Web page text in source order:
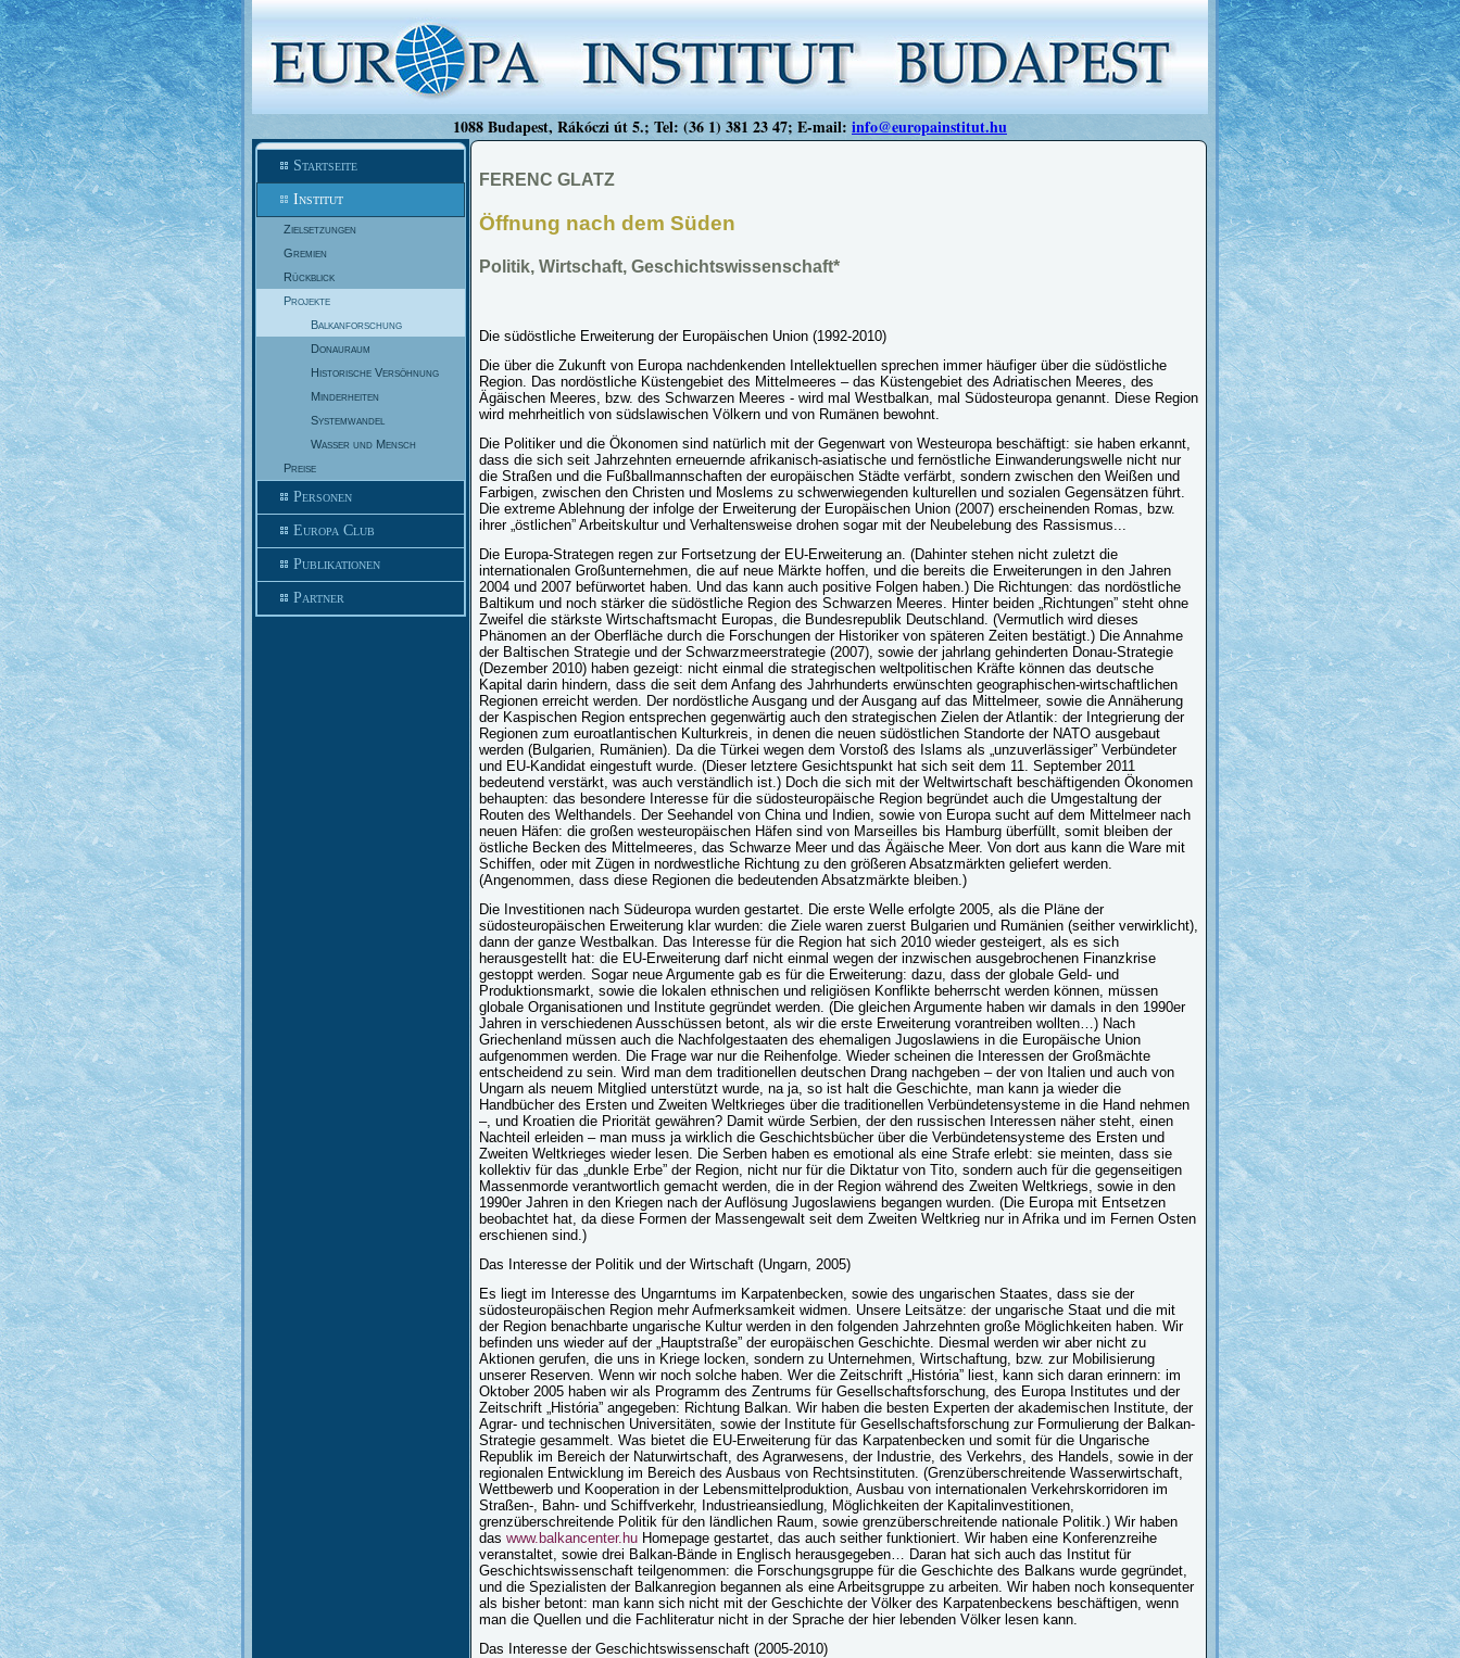
1088 Budapest, Rákóczi út 5.; Tel: (36 1) 381 23 47; E-mail: info@europainstitut.hu
Startseite
Institut
Zielsetzungen
Gremien
Rückblick
Projekte
Balkanforschung
Donauraum
Historische Versöhnung
Minderheiten
Systemwandel
Wasser und Mensch
Preise
Personen
Europa Club
Publikationen
Partner
FERENC GLATZ
Öffnung nach dem Süden
Politik, Wirtschaft, Geschichtswissenschaft*
Die südöstliche Erweiterung der Europäischen Union (1992-2010)
Die über die Zukunft von Europa nachdenkenden Intellektuellen sprechen immer häufiger über die südöstliche
Region. Das nordöstliche Küstengebiet des Mittelmeeres – das Küstengebiet des Adriatischen Meeres, des
Ägäischen Meeres, bzw. des Schwarzen Meeres - wird mal Westbalkan, mal Südosteuropa genannt. Diese Region
wird mehrheitlich von südslawischen Völkern und von Rumänen bewohnt.
Die Politiker und die Ökonomen sind natürlich mit der Gegenwart von Westeuropa beschäftigt: sie haben erkannt,
dass die sich seit Jahrzehnten erneuernde afrikanisch-asiatische und fernöstliche Einwanderungswelle nicht nur
die Straßen und die Fußballmannschaften der europäischen Städte verfärbt, sondern zwischen den Weißen und
Farbigen, zwischen den Christen und Moslems zu schwerwiegenden kulturellen und sozialen Gegensätzen führt.
Die extreme Ablehnung der infolge der Erweiterung der Europäischen Union (2007) erscheinenden Romas, bzw.
ihrer „östlichen” Arbeitskultur und Verhaltensweise drohen sogar mit der Neubelebung des Rassismus...
Die Europa-Strategen regen zur Fortsetzung der EU-Erweiterung an. (Dahinter stehen nicht zuletzt die
internationalen Großunternehmen, die auf neue Märkte hoffen, und die bereits die Erweiterungen in den Jahren
2004 und 2007 befürwortet haben. Und das kann auch positive Folgen haben.) Die Richtungen: das nordöstliche
Baltikum und noch stärker die südöstliche Region des Schwarzen Meeres. Hinter beiden „Richtungen” steht ohne
Zweifel die stärkste Wirtschaftsmacht Europas, die Bundesrepublik Deutschland. (Vermutlich wird dieses
Phänomen an der Oberfläche durch die Forschungen der Historiker von späteren Zeiten bestätigt.) Die Annahme
der Baltischen Strategie und der Schwarzmeerstrategie (2007), sowie der jahrlang gehinderten Donau-Strategie
(Dezember 2010) haben gezeigt: nicht einmal die strategischen weltpolitischen Kräfte können das deutsche
Kapital darin hindern, dass die seit dem Anfang des Jahrhunderts erwünschten geographischen-wirtschaftlichen
Regionen erreicht werden. Der nordöstliche Ausgang und der Ausgang auf das Mittelmeer, sowie die Annäherung
der Kaspischen Region entsprechen gegenwärtig auch den strategischen Zielen der Atlantik: der Integrierung der
Regionen zum euroatlantischen Kulturkreis, in denen die neuen südöstlichen Standorte der NATO ausgebaut
werden (Bulgarien, Rumänien). Da die Türkei wegen dem Vorstoß des Islams als „unzuverlässiger” Verbündeter
und EU-Kandidat eingestuft wurde. (Dieser letztere Gesichtspunkt hat sich seit dem 11. September 2011
bedeutend verstärkt, was auch verständlich ist.) Doch die sich mit der Weltwirtschaft beschäftigenden Ökonomen
behaupten: das besondere Interesse für die südosteuropäische Region begründet auch die Umgestaltung der
Routen des Welthandels. Der Seehandel von China und Indien, sowie von Europa sucht auf dem Mittelmeer nach
neuen Häfen: die großen westeuropäischen Häfen sind von Marseilles bis Hamburg überfüllt, somit bleiben der
östliche Becken des Mittelmeeres, das Schwarze Meer und das Ägäische Meer. Von dort aus kann die Ware mit
Schiffen, oder mit Zügen in nordwestliche Richtung zu den größeren Absatzmärkten geliefert werden.
(Angenommen, dass diese Regionen die bedeutenden Absatzmärkte bleiben.)
Die Investitionen nach Südeuropa wurden gestartet. Die erste Welle erfolgte 2005, als die Pläne der
südosteuropäischen Erweiterung klar wurden: die Ziele waren zuerst Bulgarien und Rumänien (seither verwirklicht),
dann der ganze Westbalkan. Das Interesse für die Region hat sich 2010 wieder gesteigert, als es sich
herausgestellt hat: die EU-Erweiterung darf nicht einmal wegen der inzwischen ausgebrochenen Finanzkrise
gestoppt werden. Sogar neue Argumente gab es für die Erweiterung: dazu, dass der globale Geld- und
Produktionsmarkt, sowie die lokalen ethnischen und religiösen Konflikte beherrscht werden können, müssen
globale Organisationen und Institute gegründet werden. (Die gleichen Argumente haben wir damals in den 1990er
Jahren in verschiedenen Ausschüssen betont, als wir die erste Erweiterung vorantreiben wollten…) Nach
Griechenland müssen auch die Nachfolgestaaten des ehemaligen Jugoslawiens in die Europäische Union
aufgenommen werden. Die Frage war nur die Reihenfolge. Wieder scheinen die Interessen der Großmächte
entscheidend zu sein. Wird man dem traditionellen deutschen Drang nachgeben – der von Italien und auch von
Ungarn als neuem Mitglied unterstützt wurde, na ja, so ist halt die Geschichte, man kann ja wieder die
Handbücher des Ersten und Zweiten Weltkrieges über die traditionellen Verbündetensysteme in die Hand nehmen
–, und Kroatien die Priorität gewähren? Damit würde Serbien, der den russischen Interessen näher steht, einen
Nachteil erleiden – man muss ja wirklich die Geschichtsbücher über die Verbündetensysteme des Ersten und
Zweiten Weltkrieges wieder lesen. Die Serben haben es emotional als eine Strafe erlebt: sie meinten, dass sie
kollektiv für das „dunkle Erbe” der Region, nicht nur für die Diktatur von Tito, sondern auch für die gegenseitigen
Massenmorde verantwortlich gemacht werden, die in der Region während des Zweiten Weltkriegs, sowie in den
1990er Jahren in den Kriegen nach der Auflösung Jugoslawiens begangen wurden. (Die Europa mit Entsetzen
beobachtet hat, da diese Formen der Massengewalt seit dem Zweiten Weltkrieg nur in Afrika und im Fernen Osten
erschienen sind.)
Das Interesse der Politik und der Wirtschaft (Ungarn, 2005)
Es liegt im Interesse des Ungarntums im Karpatenbecken, sowie des ungarischen Staates, dass sie der
südosteuropäischen Region mehr Aufmerksamkeit widmen. Unsere Leitsätze: der ungarische Staat und die mit
der Region benachbarte ungarische Kultur werden in den folgenden Jahrzehnten große Möglichkeiten haben. Wir
befinden uns wieder auf der „Hauptstraße” der europäischen Geschichte. Diesmal werden wir aber nicht zu
Aktionen gerufen, die uns in Kriege locken, sondern zu Unternehmen, Wirtschaftung, bzw. zur Mobilisierung
unserer Reserven. Wenn wir noch solche haben. Wer die Zeitschrift „História” liest, kann sich daran erinnern: im
Oktober 2005 haben wir als Programm des Zentrums für Gesellschaftsforschung, des Europa Institutes und der
Zeitschrift „História” angegeben: Richtung Balkan. Wir haben die besten Experten der akademischen Institute, der
Agrar- und technischen Universitäten, sowie der Institute für Gesellschaftsforschung zur Formulierung der Balkan-
Strategie gesammelt. Was bietet die EU-Erweiterung für das Karpatenbecken und somit für die Ungarische
Republik im Bereich der Naturwirtschaft, des Agrarwesens, der Industrie, des Verkehrs, des Handels, sowie in der
regionalen Entwicklung im Bereich des Ausbaus von Rechtsinstituten. (Grenzüberschreitende Wasserwirtschaft,
Wettbewerb und Kooperation in der Lebensmittelproduktion, Ausbau von internationalen Verkehrskorridoren im
Straßen-, Bahn- und Schiffverkehr, Industrieansiedlung, Möglichkeiten der Kapitalinvestitionen,
grenzüberschreitende Politik für den ländlichen Raum, sowie grenzüberschreitende nationale Politik.) Wir haben
das www.balkancenter.hu Homepage gestartet, das auch seither funktioniert. Wir haben eine Konferenzreihe
veranstaltet, sowie drei Balkan-Bände in Englisch herausgegeben… Daran hat sich auch das Institut für
Geschichtswissenschaft teilgenommen: die Forschungsgruppe für die Geschichte des Balkans wurde gegründet,
und die Spezialisten der Balkanregion begannen als eine Arbeitsgruppe zu arbeiten. Wir haben noch konsequenter
als bisher betont: man kann sich nicht mit der Geschichte der Völker des Karpatenbeckens beschäftigen, wenn
man die Quellen und die Fachliteratur nicht in der Sprache der hier lebenden Völker lesen kann.
Das Interesse der Geschichtswissenschaft (2005-2010)